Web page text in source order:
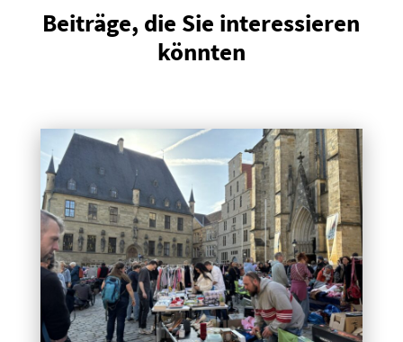
Beiträge, die Sie interessieren
könnten